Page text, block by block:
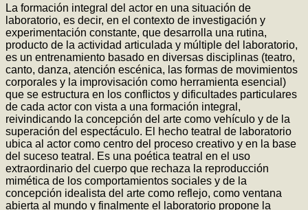
La formación integral del actor en una situación de
laboratorio, es decir, en el contexto de investigación y
experimentación constante, que desarrolla una rutina,
producto de la actividad articulada y múltiple del laboratorio,
es un entrenamiento basado en diversas disciplinas (teatro,
canto, danza, atención escénica, las formas de movimientos
corporales y la improvisación como herramienta esencial)
que se estructura en los conflictos y dificultades particulares
de cada actor con vista a una formación integral,
reivindicando la concepción del arte como vehículo y de la
superación del espectáculo. El hecho teatral de laboratorio
ubica al actor como centro del proceso creativo y en la base
del suceso teatral. Es una poética teatral en el uso
extraordinario del cuerpo que rechaza la reproducción
mimética de los comportamientos sociales y de la
concepción idealista del arte como reflejo, como ventana
abierta al mundo y finalmente el laboratorio propone la